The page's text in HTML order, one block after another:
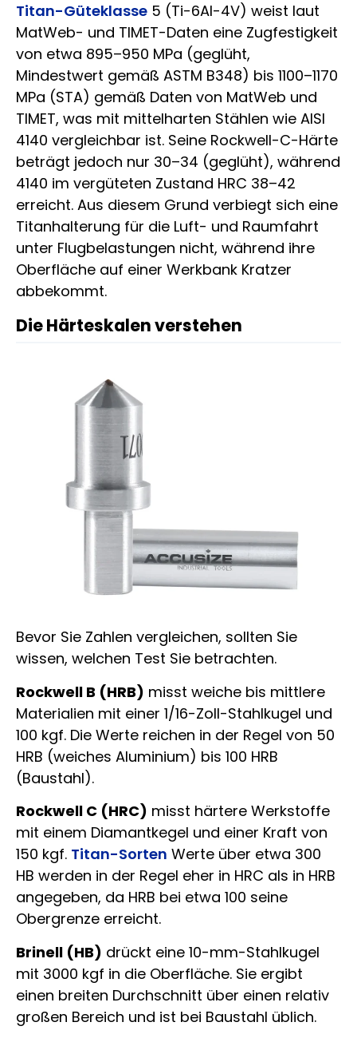
Titan-Güteklasse 5 (Ti-6Al-4V) weist laut
MatWeb- und TIMET-Daten eine Zugfestigkeit
von etwa 895–950 MPa (geglüht,
Mindestwert gemäß ASTM B348) bis 1100–1170
MPa (STA) gemäß Daten von MatWeb und
TIMET, was mit mittelharten Stählen wie AISI
4140 vergleichbar ist. Seine Rockwell-C-Härte
beträgt jedoch nur 30–34 (geglüht), während
4140 im vergüteten Zustand HRC 38–42
erreicht. Aus diesem Grund verbiegt sich eine
Titanhalterung für die Luft- und Raumfahrt
unter Flugbelastungen nicht, während ihre
Oberfläche auf einer Werkbank Kratzer
abbekommt.
Die Härteskalen verstehen
Bevor Sie Zahlen vergleichen, sollten Sie
wissen, welchen Test Sie betrachten.
Rockwell B (HRB) misst weiche bis mittlere
Materialien mit einer 1/16-Zoll-Stahlkugel und
100 kgf. Die Werte reichen in der Regel von 50
HRB (weiches Aluminium) bis 100 HRB
(Baustahl).
Rockwell C (HRC) misst härtere Werkstoffe
mit einem Diamantkegel und einer Kraft von
150 kgf. Titan-Sorten Werte über etwa 300
HB werden in der Regel eher in HRC als in HRB
angegeben, da HRB bei etwa 100 seine
Obergrenze erreicht.
Brinell (HB) drückt eine 10-mm-Stahlkugel
mit 3000 kgf in die Oberfläche. Sie ergibt
einen breiten Durchschnitt über einen relativ
großen Bereich und ist bei Baustahl üblich.